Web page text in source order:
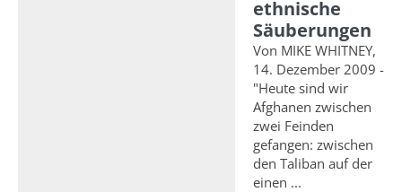
ethnische
Säuberungen
Von MIKE WHITNEY,
14. Dezember 2009 -
"Heute sind wir
Afghanen zwischen
zwei Feinden
gefangen: zwischen
den Taliban auf der
einen ...